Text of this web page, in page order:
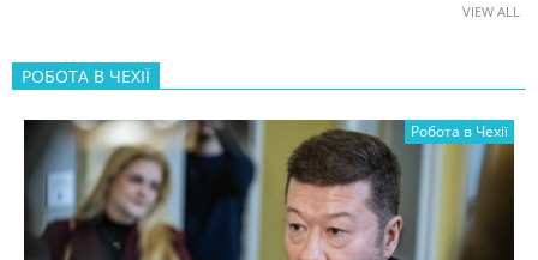
VIEW ALL
РОБОТА В ЧЕХІЇ
Робота в Чехії